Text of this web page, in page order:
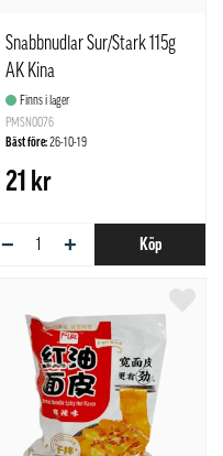
Snabbnudlar Sur/Stark 115g
AK Kina
Finns i lager
PMSN0076
Bäst före:26-10-19
21 kr
− + Köp